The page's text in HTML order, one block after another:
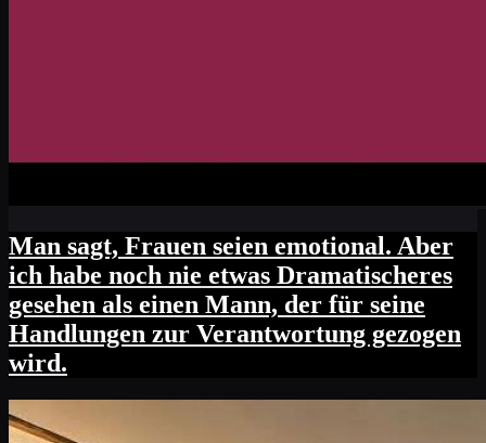
Man sagt, Frauen seien emotional. Aber
ich habe noch nie etwas Dramatischeres
gesehen als einen Mann, der für seine
Handlungen zur Verantwortung gezogen
wird.